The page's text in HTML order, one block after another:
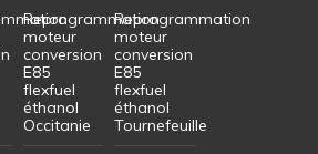
Reprogrammation
moteur
conversion
E85
flexfuel
éthanol
Occitanie
Reprogrammation
moteur
conversion
E85
flexfuel
éthanol
Tournefeuille